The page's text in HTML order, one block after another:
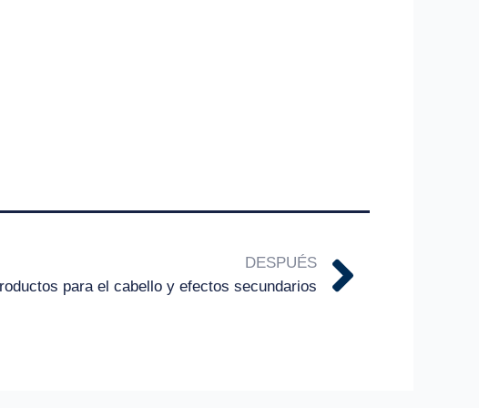
DESPUÉS
para el cabello y efectos secundarios